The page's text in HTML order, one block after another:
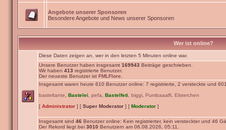
Angebote unserer Sponsoren
Besondere Angebote und News unserer Sponsoren
Wer ist online?
Diese Daten zeigen an, wer in den letzten 5 Minuten online war.
Unsere Benutzer haben insgesamt 169943 Beiträge geschrieben.
Wir haben 413 registrierte Benutzer.
Der neueste Benutzer ist FMLFlore
Insgesamt waren heute 610 Benutzer online: 7 registrierte, 2 versteckte und
basteltante
Bastelei pefa Bastelfeti biggi Pumbaaalfi
Elsterchen
[ Administrator ] [ Super Moderator ] [ Moderator ]
Insgesamt sind 46 Benutzer online: Kein registrierter, kein versteckter und 46
Der Rekord liegt bei 3010 Benutzern am 06.08.2026, 05:11.